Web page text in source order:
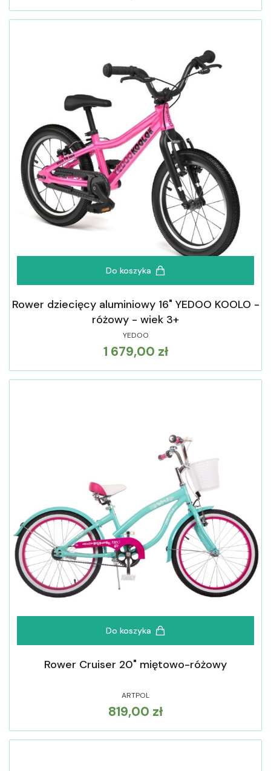
Do koszyka
Rower dziecięcy aluminiowy 16" YEDOO KOOLO -
różowy - wiek 3+
YEDOO
Cena
1 679,00 zł
Do koszyka
Rower Cruiser 20" miętowo-różowy
ARTPOL
Cena
819,00 zł